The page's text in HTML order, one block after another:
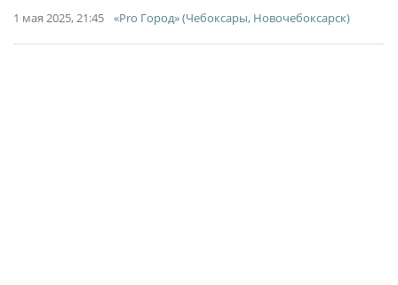
1 мая 2025, 21:45 «Pro Город» (Чебоксары, Новочебоксарск)